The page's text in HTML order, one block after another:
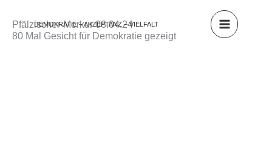
Inhalt
springen
DEMOKRATIE – AKZEPTANZ – VIELFALT
Pfälzischer-Merkur 08.04.24
80 Mal Gesicht für Demokratie gezeigt